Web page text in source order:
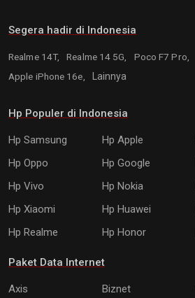
Segera hadir di Indonesia
Realme 14T, Realme 14 5G, Poco F7 Pro,
Apple iPhone 16e,
Lainnya
Hp Populer di Indonesia
Hp Samsung Hp Apple
Hp Oppo
Hp Google
Hp Vivo
Hp Nokia
Hp Xiaomi
Hp Huawei
Hp Realme
Hp Honor
Paket Data Internet
Axis Biznet